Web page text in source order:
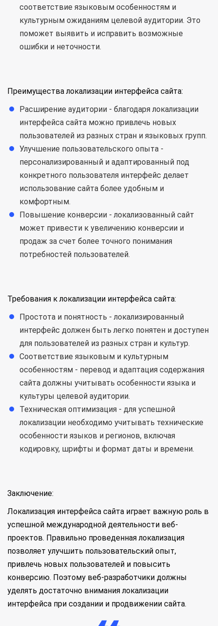
соответствие языковым особенностям и
культурным ожиданиям целевой аудитории. Это
поможет выявить и исправить возможные
ошибки и неточности.
Преимущества локализации интерфейса сайта:
Расширение аудитории - благодаря локализации
интерфейса сайта можно привлечь новых
пользователей из разных стран и языковых групп.
Улучшение пользовательского опыта -
персонализированный и адаптированный под
конкретного пользователя интерфейс делает
использование сайта более удобным и
комфортным.
Повышение конверсии - локализованный сайт
может привести к увеличению конверсии и
продаж за счет более точного понимания
потребностей пользователей.
Требования к локализации интерфейса сайта:
Простота и понятность - локализированный
интерфейс должен быть легко понятен и доступен
для пользователей из разных стран и культур.
Соответствие языковым и культурным
особенностям - перевод и адаптация содержания
сайта должны учитывать особенности языка и
культуры целевой аудитории.
Техническая оптимизация - для успешной
локализации необходимо учитывать технические
особенности языков и регионов, включая
кодировку, шрифты и формат даты и времени.
Заключение:
Локализация интерфейса сайта играет важную роль в
успешной международной деятельности веб-
проектов. Правильно проведенная локализация
позволяет улучшить пользовательский опыт,
привлечь новых пользователей и повысить
конверсию. Поэтому веб-разработчики должны
уделять достаточно внимания локализации
интерфейса при создании и продвижении сайта.